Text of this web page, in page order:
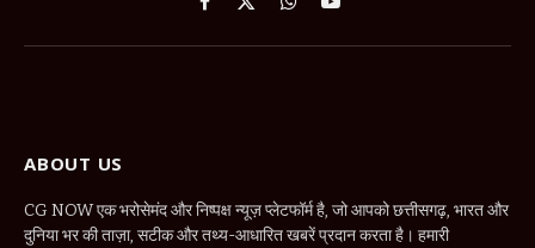
Facebook
X
WhatsApp
YouTube
ABOUT US
CG NOW एक भरोसेमंद और निष्पक्ष न्यूज़ प्लेटफॉर्म है, जो आपको छत्तीसगढ़, भारत और
दुनिया भर की ताज़ा, सटीक और तथ्य-आधारित खबरें प्रदान करता है। हमारी